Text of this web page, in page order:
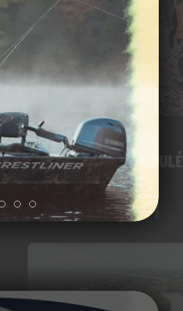
POURVOIRIE LAC BRULÉ